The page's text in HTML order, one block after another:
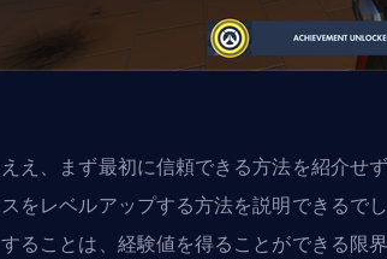
ええ、まず最初に信頼できる方法を紹介せ
スをレベルアップする方法を説明できるで
することは、経験値を得ることができる限